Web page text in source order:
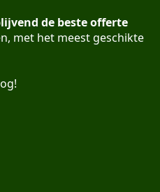
de beste offerte
met het meest geschikte